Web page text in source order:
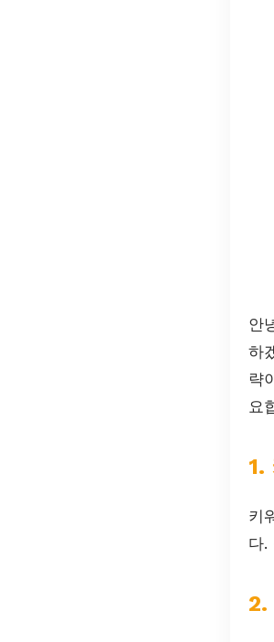
안
하
략
요
1.
키
다.
2.